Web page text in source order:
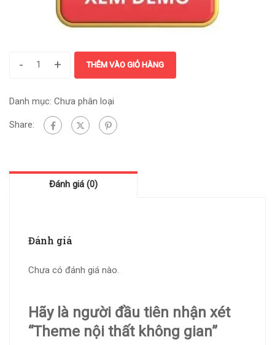
- + THÊM VÀO GIỎ HÀNG
Danh mục: Chưa phân loại
Share:
Đánh giá (0)
Đánh giá
Chưa có đánh giá nào.
Hãy là người đầu tiên nhận xét
“Theme nội thất không gian”